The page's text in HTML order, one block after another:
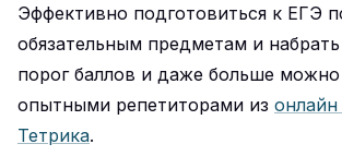
Эффективно подготовиться к ЕГЭ
обязательным предметам и
порог баллов и даже больше
опытными репетиторами из
Тетрика.